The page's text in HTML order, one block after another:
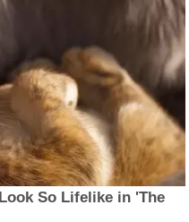
So Lifelike in 'The